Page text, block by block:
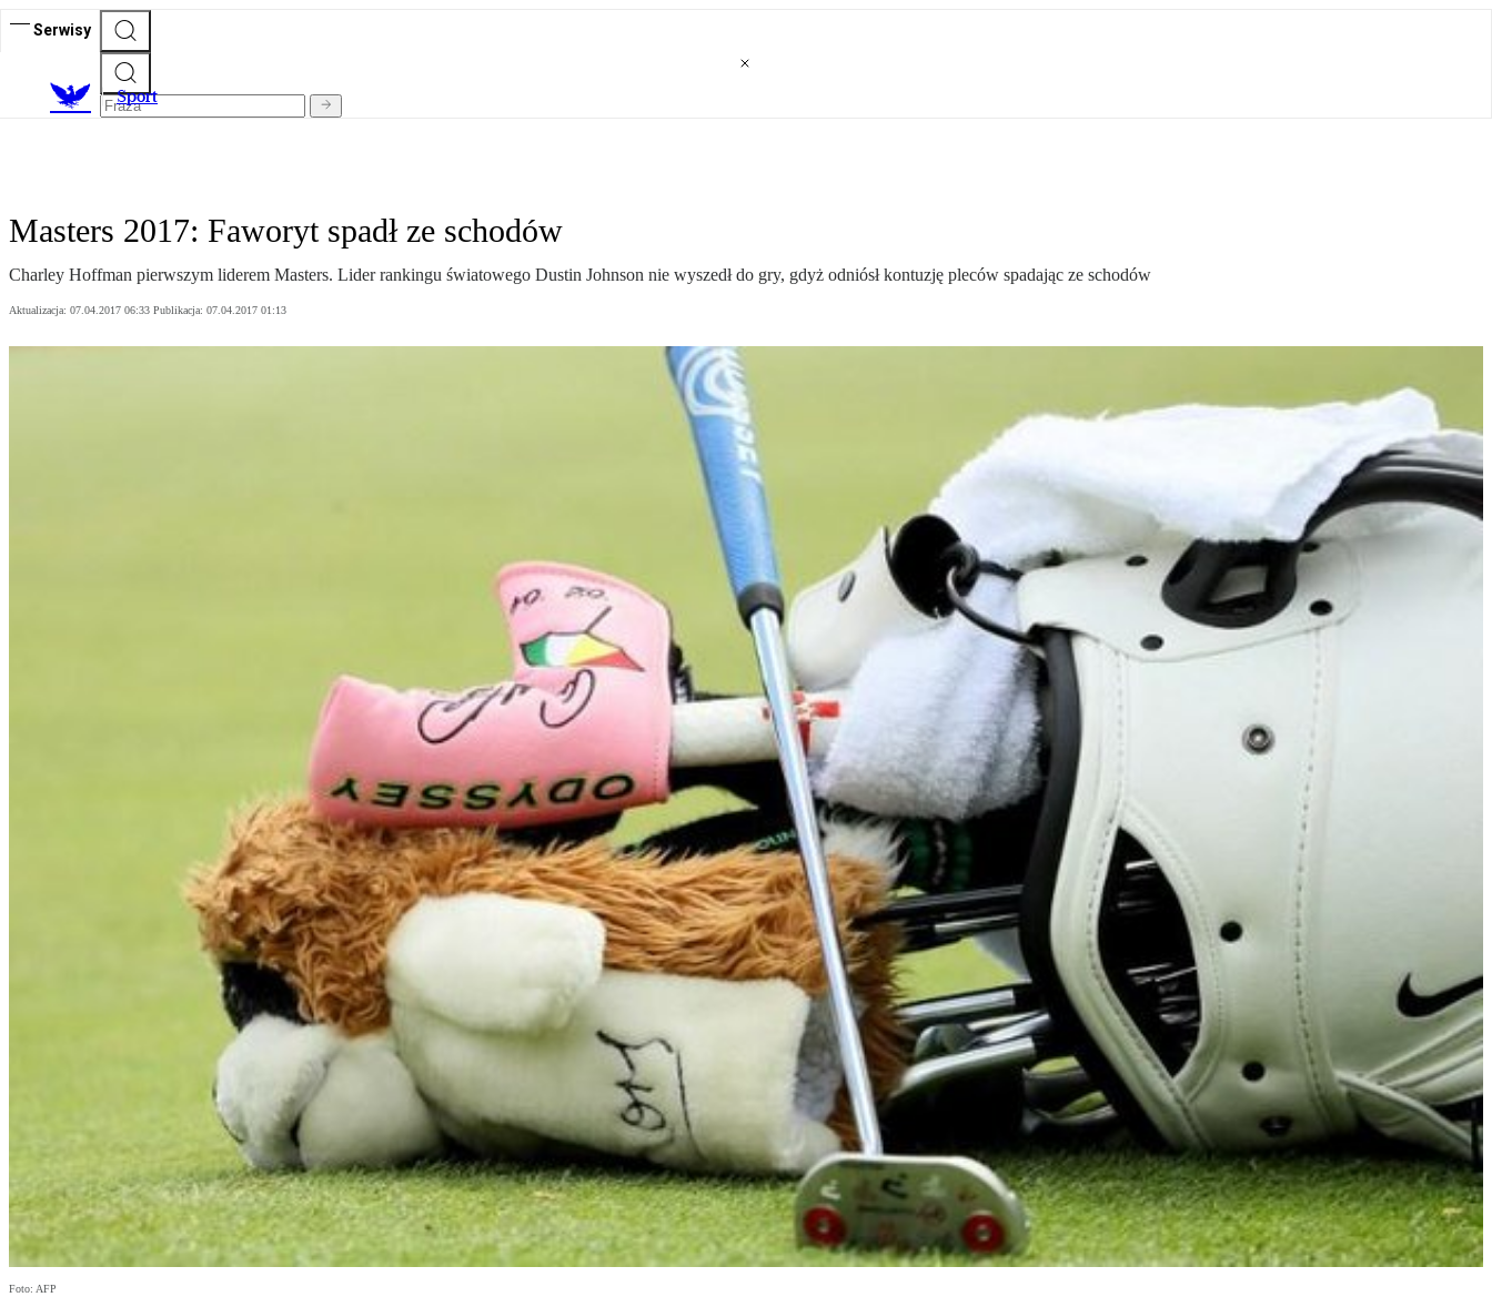
Serwisy
Sport
Masters 2017: Faworyt spadł ze schodów
Charley Hoffman pierwszym liderem Masters. Lider rankingu światowego Dustin Johnson nie wyszedł do gry, gdyż odniósł kontuzję pleców spadając ze schodów
Aktualizacja: 07.04.2017 06:33 Publikacja: 07.04.2017 01:13
Foto: AFP